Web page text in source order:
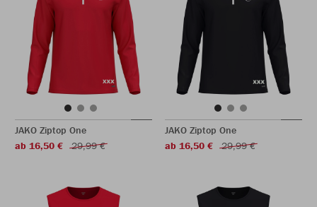
JAKO Ziptop One
ab 16,50 €
29,99 €
JAKO Ziptop One
ab 16,50 €
29,99 €